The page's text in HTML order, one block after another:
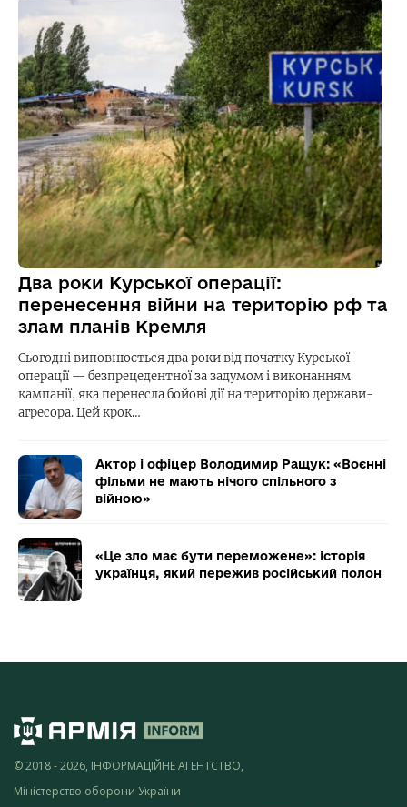
Два роки Курської операції:
перенесення війни на територію рф та
злам планів Кремля
Сьогодні виповнюється два роки від початку Курської
операції — безпрецедентної за задумом і виконанням
кампанії, яка перенесла бойові дії на територію держави-
агресора. Цей крок…
Актор і офіцер Володимир Ращук: «Воєнні
фільми не мають нічого спільного з
війною»
«Це зло має бути переможене»: історія
українця, який пережив російський полон
© 2018 - 2026, ІНФОРМАЦІЙНЕ АГЕНТСТВО,
Міністерство оборони України